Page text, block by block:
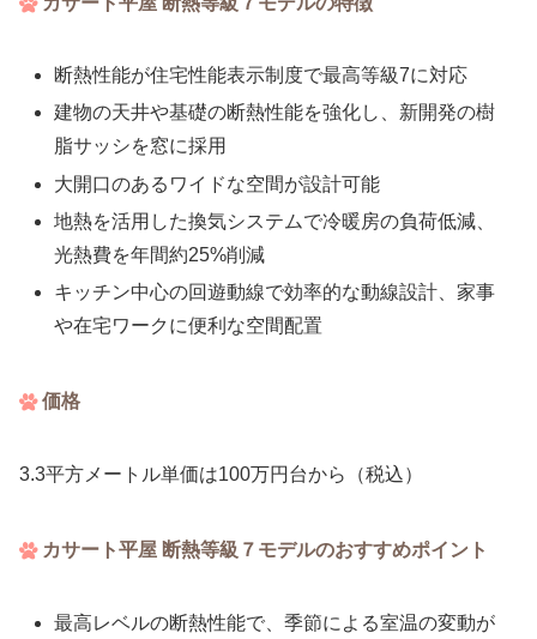
断熱性能が住宅性能表示制度で最高等級7に対応
建物の天井や基礎の断熱性能を強化し、新開発の樹
脂サッシを窓に採用
大開口のあるワイドな空間が設計可能
地熱を活用した換気システムで冷暖房の負荷低減、
光熱費を年間約25%削減
キッチン中心の回遊動線で効率的な動線設計、家事
や在宅ワークに便利な空間配置
価格
3.3平方メートル単価は100万円台から（税込）
カサート平屋 断熱等級７モデルのおすすめポイント
最高レベルの断熱性能で、季節による室温の変動が